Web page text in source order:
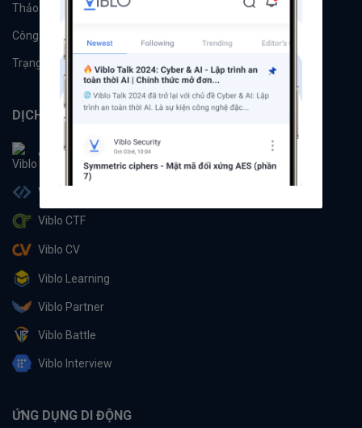
Thảo luận Đề xuất hệ thống
Công cụ
Trạng thái hệ thống
DỊCH VỤ
Viblo
Viblo Code
Viblo CTF
Viblo CV
Viblo Learning
Viblo Partner
Viblo Battle
Viblo Interview
ỨNG DỤNG DI ĐỘNG